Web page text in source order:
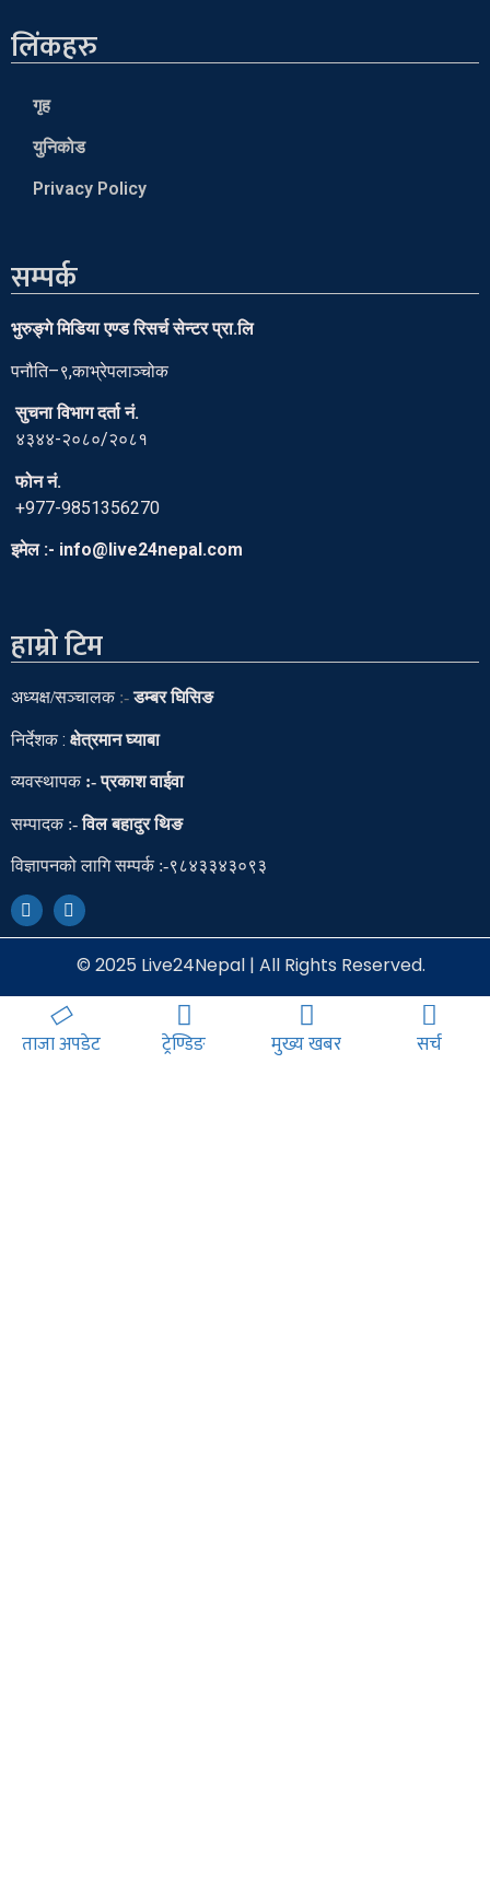
लिंकहरु
गृह
युनिकोड
Privacy Policy
सम्पर्क
भुरुङ्गे मिडिया एण्ड रिसर्च सेन्टर प्रा.लि
पनौति–९,काभ्रेपलाञ्चोक
सुचना विभाग दर्ता नं.
४३४४-२०८०/२०८१
फोन नं.
+977-9851356270
इमेल :- info@live24nepal.com
हाम्रो टिम
अध्यक्ष/सञ्चालक:- डम्बर घिसिङ
निर्देशक : क्षेत्रमान घ्याबा
व्यवस्थापक :- प्रकाश वाईवा
सम्पादक:- विल बहादुर थिङ
विज्ञापनको लागि सम्पर्क :-९८४३३४३०९३
© 2025 Live24Nepal | All Rights Reserved.
ताजा अपडेट ट्रेण्डिङ मुख्य खबर सर्च